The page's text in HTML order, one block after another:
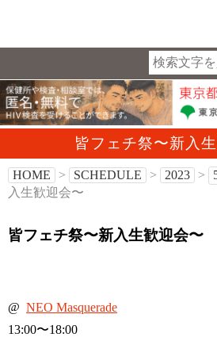
皆フェチ祭〜新入
HOME > SCHEDULE > 2023 >
入生歓迎会〜
皆フェチ祭〜新入生歓迎会〜
@ NEO Masquerade
13:00〜18:00